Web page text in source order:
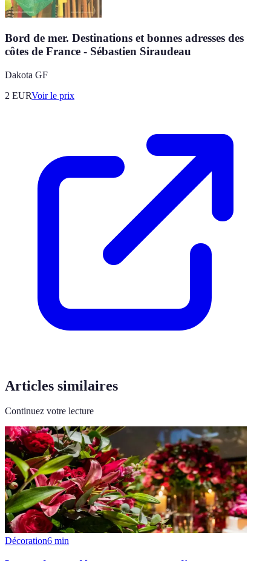
Bord de mer. Destinations et bonnes adresses des
côtes de France - Sébastien Siraudeau
Dakota GF
2 EURVoir le prix
Articles similaires
Continuez votre lecture
Décoration6 min